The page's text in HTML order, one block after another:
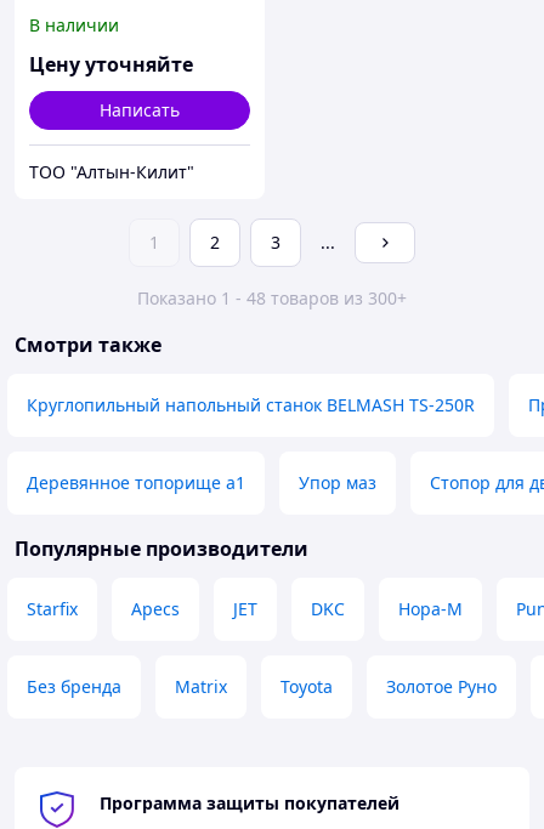
В наличии
Цену уточняйте
Написать
ТОО "Алтын-Килит"
1 2 3 ...
Показано 1 - 48 товаров из 300+
Смотри также
Круглопильный напольный станок BELMASH TS-250R
Деревянное топорище а1 Упор маз Стопор для
Популярные производители
Starfix Apecs JET DKC Нора-М
Без бренда Matrix Toyota Золотое Руно
Программа защиты покупателей